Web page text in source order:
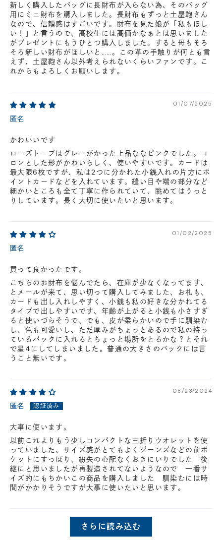
新しく購入したバッグに長財布が入らない為、そのバッグ
用にミニ財布を購入しました。長財布もずっと土屋鞄さん
なので、信頼感はすごいです。財布を見た娘が「私もほし
い！」と言うので、高校生には高価かなぁとは思いました
がプレゼントにもうひとつ購入しました。すると母もそろ
そろ新しい財布がほしいと……。この革の手触りが何とも言
えず、土屋鞄さん以外考えられないくらいファンです。こ
れからもよろしくお願いします。
01/07/2025
匿名
かわいいです
ローズトープはグレーがかった上品ななピンクでした。コ
ロンとした形がかわいらしく、使いやすいです。カードは
最大限6枚ですが、私は2つに分かれた小銭入れの片方にポ
イントカードなどを入れています。縫い目や端の部分など
細かいところも全て丁寧に作られていて、眺めてはうっと
りしています。長く大切に使いたいと思います。
01/02/2025
匿名
買って良かったです。
こちらのお財布を悩んでたら、在庫が少なくなってます、
とメールが来て、思い切って購入してみました、お札も、
カードも出し入れしやすく、小銭も私の好きな分かれてる
タイプで出しやすいです、年齢が上がると小銭も小さすぎ
ると使いづらそうで、でも、皮が柔らかいので手に馴染む
し、色も可愛いし、ただ厚みがちょっとあるので私の持っ
ているバックに入れるとちょっと場所をとるかな？とそれ
で星4にしてしまいました。普通の大きさのバックには言
うこと無いです。
08/23/2024
匿名
大事に使います。
以前これよりもう少しコンパクトな三折りウオレットを使
っていました、サイズ感がとてもよくジーンズなどの前ポ
ケットにすっぽり、紛失の心配なくおきにいりでした 後
継にと思いましたが再製造されてないようなので 一番サ
イズ的にもちかいこの商品を購入しました 馴染むには時
間がかかりそうですが大事に使いたいと思います。
さらに読み込む